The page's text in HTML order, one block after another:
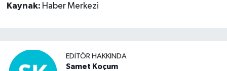
Kaynak: Haber Merkezi
EDITÖR HAKKINDA
Samet Koçum
Yaşam